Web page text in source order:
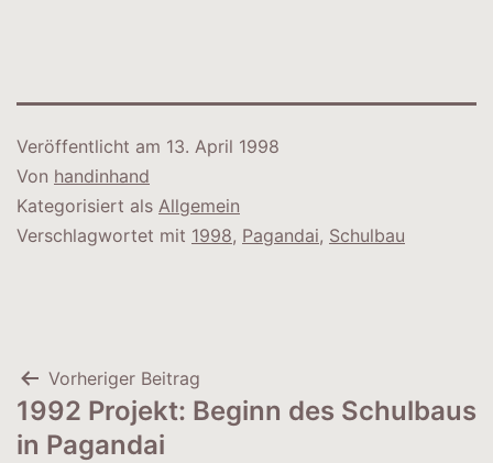
Veröffentlicht am 13. April 1998
Von handinhand
Kategorisiert als Allgemein
Verschlagwortet mit 1998, Pagandai, Schulbau
Beitragsnavigation
Vorheriger Beitrag
1992 Projekt: Beginn des Schulbaus
in Pagandai